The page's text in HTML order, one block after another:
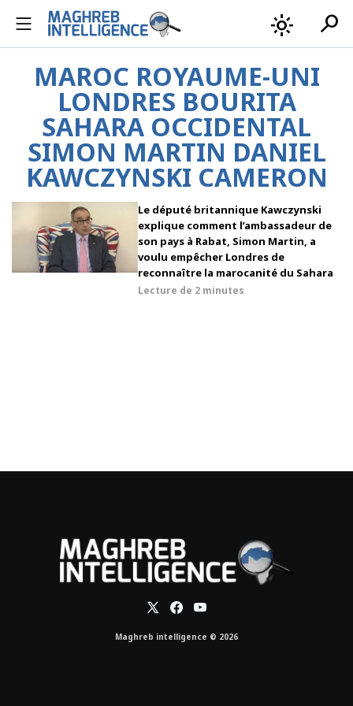
light_mode search
MAROC ROYAUME-UNI
LONDRES BOURITA
SAHARA OCCIDENTAL
SIMON MARTIN DANIEL
KAWCZYNSKI CAMERON
Le député britannique Kawczynski
explique comment l’ambassadeur de
son pays à Rabat, Simon Martin, a
voulu empêcher Londres de
reconnaître la marocanité du Sahara
Lecture de 2 minutes
Maghreb intelligence © 2026